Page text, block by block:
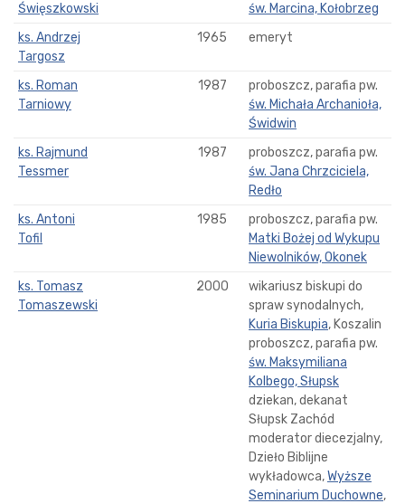
Święszkowski
św. Marcina, Kołobrzeg
ks. Andrzej
Targosz
1965 emeryt
ks. Roman
Tarniowy
1987
proboszcz, parafia pw.
św. Michała Archanioła,
Świdwin
ks. Rajmund
Tessmer
1987
proboszcz, parafia pw.
św. Jana Chrzciciela,
Redło
ks. Antoni
Tofil
1985
proboszcz, parafia pw.
Matki Bożej od Wykupu
Niewolników, Okonek
ks. Tomasz
Tomaszewski
2000
wikariusz biskupi do
spraw synodalnych,
Kuria Biskupia, Koszalin
proboszcz, parafia pw.
św. Maksymiliana
Kolbego, Słupsk
dziekan, dekanat
Słupsk Zachód
moderator diecezjalny,
Dzieło Biblijne
wykładowca,Wyższe
Seminarium Duchowne,